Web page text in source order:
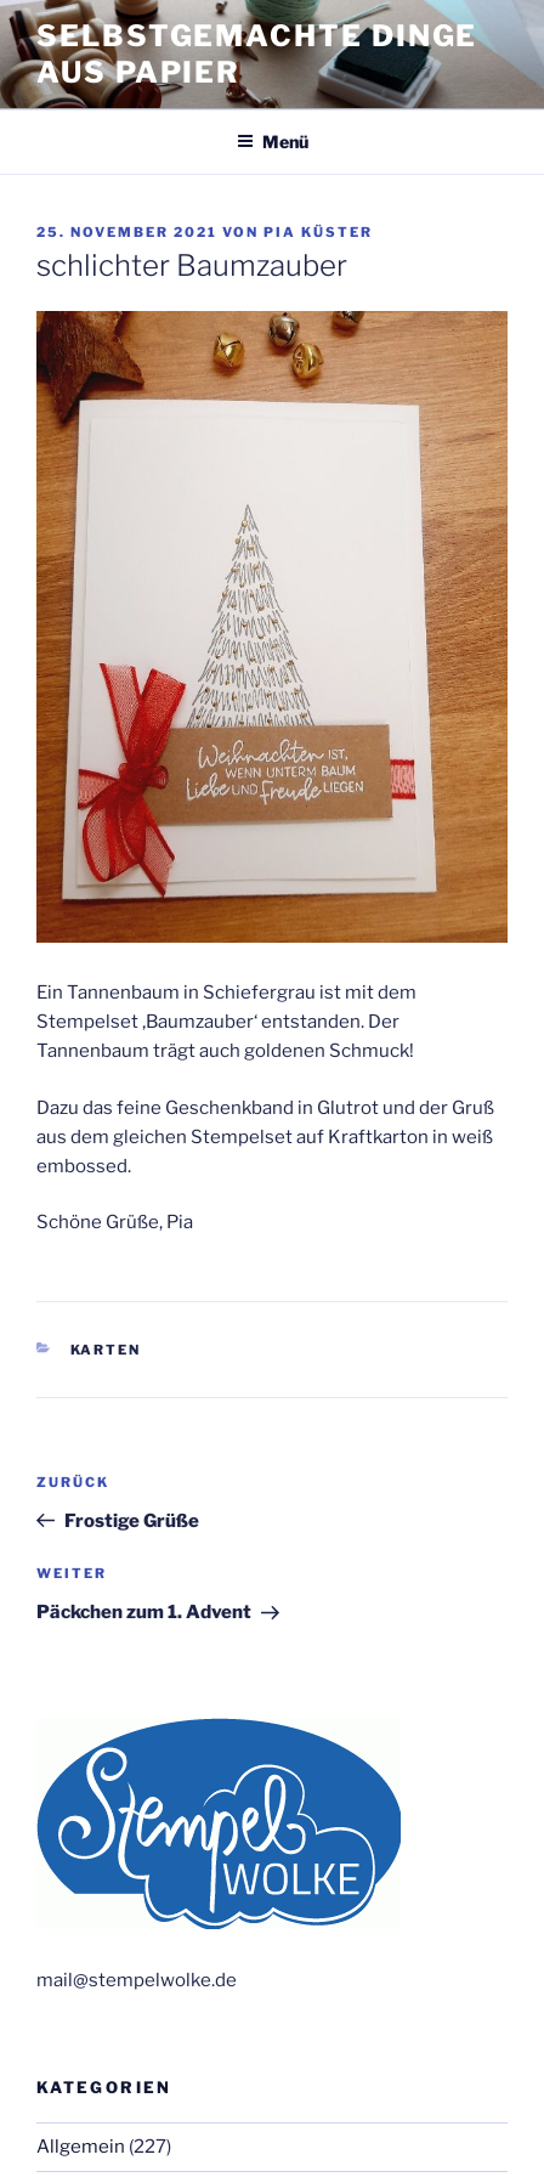
Zum
Inhalt
springen
SELBSTGEMACHTE DINGE
AUS PAPIER
Menü
VERÖFFENTLICHT
25. NOVEMBER 2021 VON PIA KÜSTER
schlichter Baumzauber
Ein Tannenbaum in Schiefergrau ist mit dem
Stempelset ‚Baumzauber‘ entstanden. Der
Tannenbaum trägt auch goldenen Schmuck!
Dazu das feine Geschenkband in Glutrot und der Gruß
aus dem gleichen Stempelset auf Kraftkarton in weiß
embossed.
Schöne Grüße, Pia
KATEGORIEN
KARTEN
Beitragsnavigation
Vorheriger
Beitrag
ZURÜCK
Frostige Grüße
Nächster
Beitrag
WEITER
Päckchen zum 1. Advent
mail@stempelwolke.de
KATEGORIEN
Allgemein (227)